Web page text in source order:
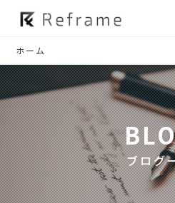
ホーム
ブログ